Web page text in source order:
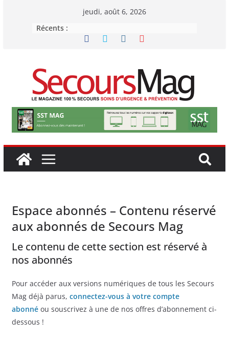
jeudi, août 6, 2026
Récents :
Espace abonnés – Contenu réservé
aux abonnés de Secours Mag
Le contenu de cette section est réservé à
nos abonnés
Pour accéder aux versions numériques de tous les Secours
Mag déjà parus, connectez-vous à votre compte
abonnéou souscrivez à une de nos offres d’abonnement ci-
dessous !